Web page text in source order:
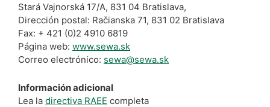
Stará Vajnorská 17/A, 831 04 Bratislava,
Dirección postal: Račianska 71, 831 02 Bratislava
Fax: + 421 (0)2 4910 6819
Página web: www.sewa.sk
Correo electrónico: sewa@sewa.sk
Información adicional
Lea la directiva RAEE completa